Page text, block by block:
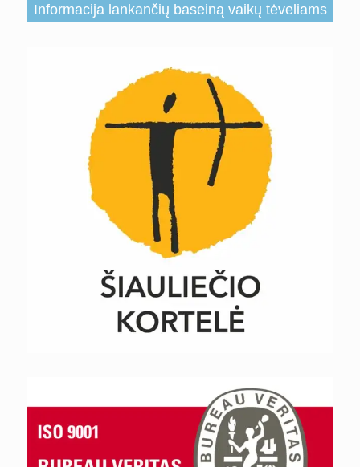
Informacija lankančių baseiną vaikų tėveliams